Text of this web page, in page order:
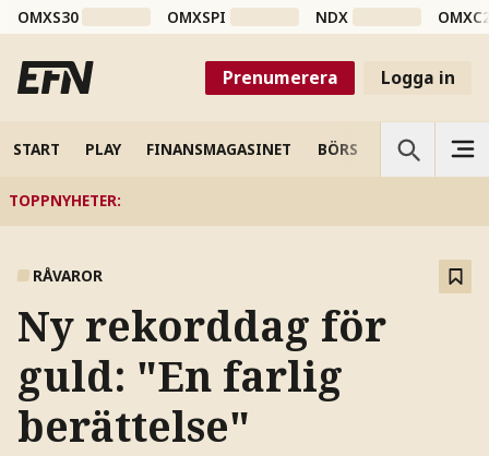
OMXS30 OMXSPI NDX
Prenumerera Logga in
START PLAY FINANSMAGASINET BÖRS VETENSKAP
TOPPNYHETER:
RÅVAROR
Ny rekorddag för
guld: "En farlig
berättelse"